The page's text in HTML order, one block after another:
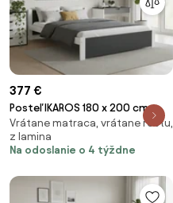
377 €
Posteľ IKAROS 180 x 200 cm,
antracitová/biela Rošt: S
lamelovým roštom, Matrac:
Matrac SOMMERA 18 cm
Vrátane matraca, vrátane roštu,
z lamina
Na odoslanie o 4 týždne